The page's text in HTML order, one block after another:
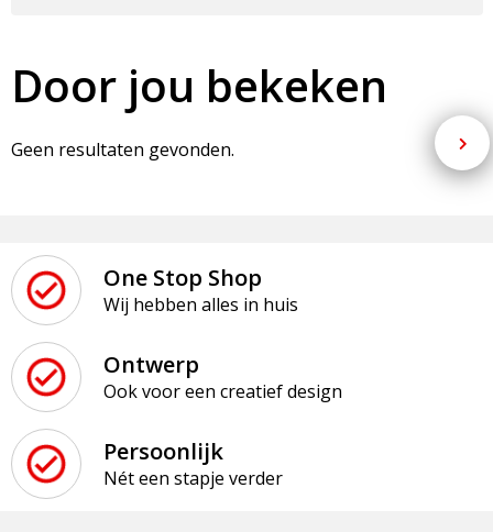
Door jou bekeken
Geen resultaten gevonden.
One Stop Shop
Wij hebben alles in huis
Ontwerp
Ook voor een creatief design
Persoonlijk
Nét een stapje verder